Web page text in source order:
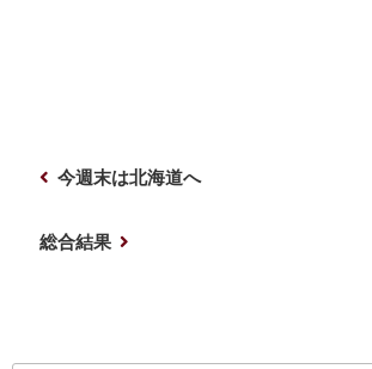
今週末は北海道へ
総合結果